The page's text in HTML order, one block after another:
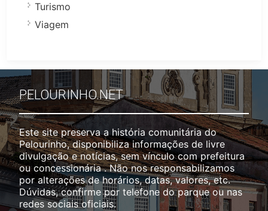
Turismo
Viagem
PELOURINHO.NET
Este site preserva a história comunitária do
Pelourinho, disponibiliza informações de livre
divulgação e notícias, sem vínculo com prefeitura
ou concessionária . Não nos responsabilizamos
por alterações de horários, datas, valores, etc.
Dúvidas, confirme por telefone do parque ou nas
redes sociais oficiais.